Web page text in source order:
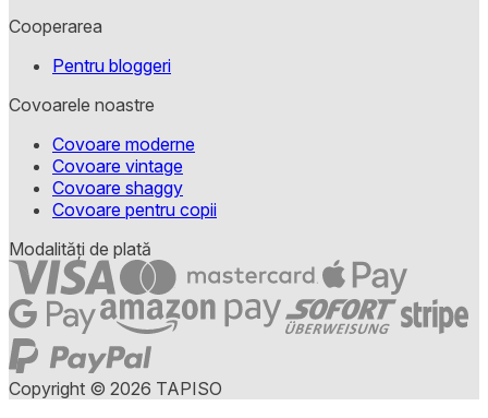
Cooperarea
Pentru bloggeri
Covoarele noastre
Covoare moderne
Covoare vintage
Covoare shaggy
Covoare pentru copii
Modalități de plată
Copyright © 2026 TAPISO